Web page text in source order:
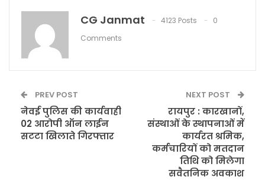
CG Janmat 4123 Posts
0
Comments
PREV POST
नेवई पुलिस की कार्यवाही
02 आरोपी ऑन लाईन
सटटा खिलाते गिरफ्तार
NEXT POST
रायपुर : कारखानों,
संस्थाओं के स्थापनाओं में
कार्यरत श्रमिक,
कर्मचारियों को मतदान
तिथि को मिलेगा
सवैतनिक अवकाश